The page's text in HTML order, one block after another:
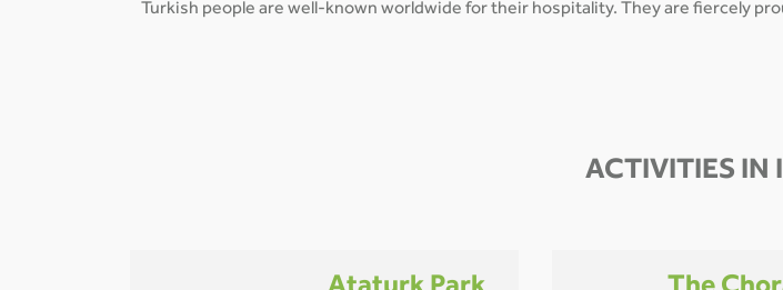
Turkish people are well-known worldwide for their hospitality. They are fiercely
ACTIVITIES IN